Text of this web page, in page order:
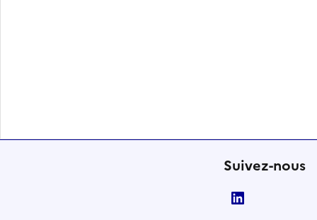
Suivez-nous